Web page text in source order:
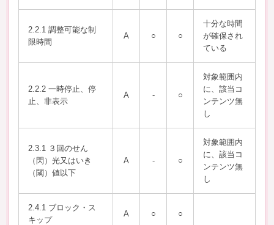
2.2.1 調整可能な制
限時間
A ○ ○
十分な時間
が確保され
ている
2.2.2 一時停止、停
止、非表示
A - ○
対象範囲内
に、該当コ
ンテンツ無
し
2.3.1 ３回のせん
（閃）光又はいき
（閾）値以下
A - ○
対象範囲内
に、該当コ
ンテンツ無
し
2.4.1 ブロック・ス
キップ
A ○ ○